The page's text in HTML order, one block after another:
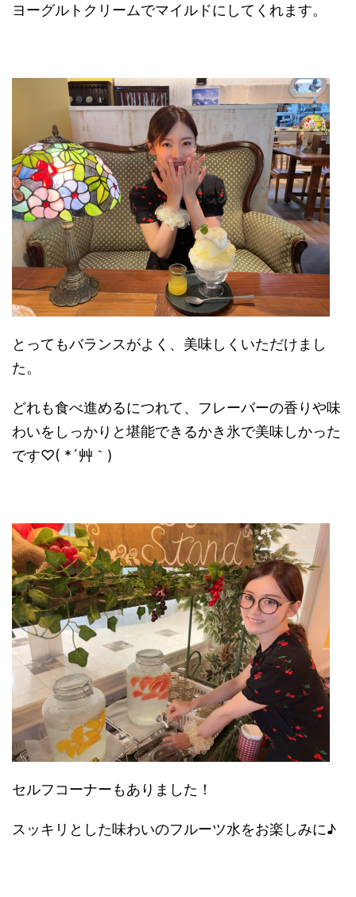
ヨーグルトクリームでマイルドにしてくれます。
とってもバランスがよく、美味しくいただけまし
た。
どれも食べ進めるにつれて、フレーバーの香りや味
わいをしっかりと堪能できるかき氷で美味しかった
です♡( *´艸｀)
セルフコーナーもありました！
スッキリとした味わいのフルーツ水をお楽しみに♪